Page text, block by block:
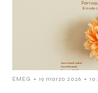
EMEG - 19 marzo 2026 -